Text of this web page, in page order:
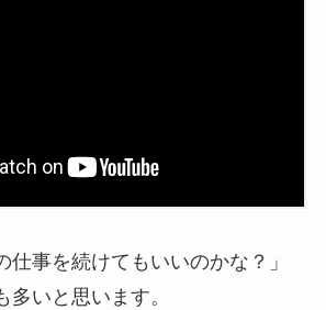
仕事を続けてもいいのかな？」
多いと思います。